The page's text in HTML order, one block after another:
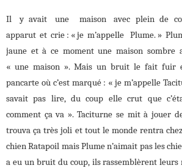
Il y avait une maison avec plein de
apparut et crie : « je m’appelle Plume. »
jaune et à ce moment une maison sombre
« une maison ». Mais un bruit le fait fuir
pancarte où c’est marqué : « je m’appelle
savait pas lire, du coup elle crut que
comment ça va ». Taciturne se mit à jouer
trouva ça très joli et tout le monde rentra
chien Ratapoil mais Plume n’aimait pas les
a eu un bruit du coup, ils rassemblèrent leurs